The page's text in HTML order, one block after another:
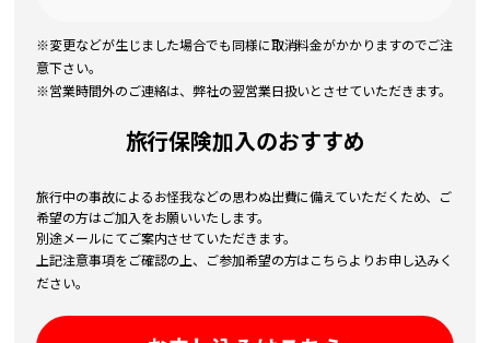
※変更などが生じました場合でも同様に取消料金がかかりますのでご注
意下さい。
※営業時間外のご連絡は、弊社の翌営業日扱いとさせていただきます。
旅行保険加入のおすすめ
旅行中の事故によるお怪我などの思わぬ出費に備えていただくため、ご
希望の方はご加入をお願いいたします。
別途メールにてご案内させていただきます。
上記注意事項をご確認の上、ご参加希望の方はこちらよりお申し込みく
ださい。